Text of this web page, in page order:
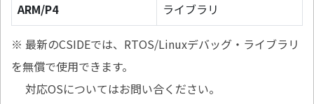
ARM/P4
ライブラリ
※ 最新のCSIDEでは、RTOS/Linuxデバッグ・ライブラリ
を無償で使用できます。
対応OSについてはお問い合ください。